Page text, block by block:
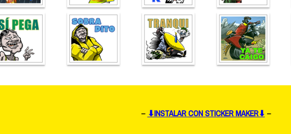
– ⬇INSTALAR CON STICKER MAKER⬇ –